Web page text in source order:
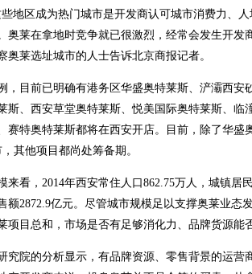
地区成为热门城市是开发商认可城市消费力、
奥莱在拿地时竞争就已很激烈，经常会发生开发
奥莱选址城市的人士告诉北京商报记者。
目前已明确有港务区华盛奥特莱斯、浐灞西安
斯、西安草堂奥特莱斯、悦美国际奥特莱斯、临
赛特奥特莱斯都将在西安开店。目前，除了华盛
其他项目都尚处筹备期。
看，2014年西安常住人口862.75万人，城镇居
额2872.9亿元。尽管城市规模足以支撑奥莱业态
项目总和，市场是否有足够消化力、品牌货源能
院的分析显示，有品牌资源、零售背景的运营